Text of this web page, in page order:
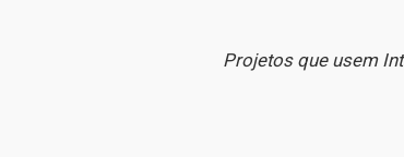
Projetos que usem